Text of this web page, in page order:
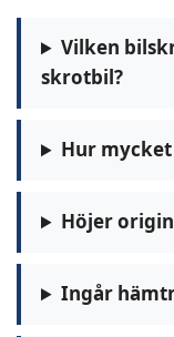
Vilken
skrotbil?
Hur
Höjer
Ingår